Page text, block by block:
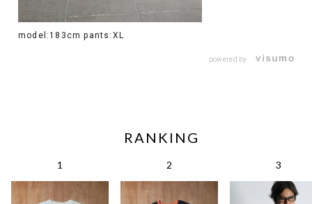
model:183cm pants:XL
powered by
RANKING